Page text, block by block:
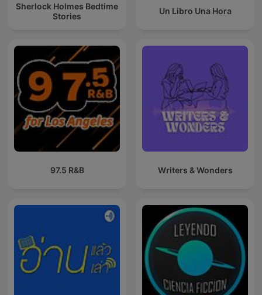
Sherlock Holmes Bedtime
Stories
Un Libro Una Hora
97.5 R&B Writers & Wonders